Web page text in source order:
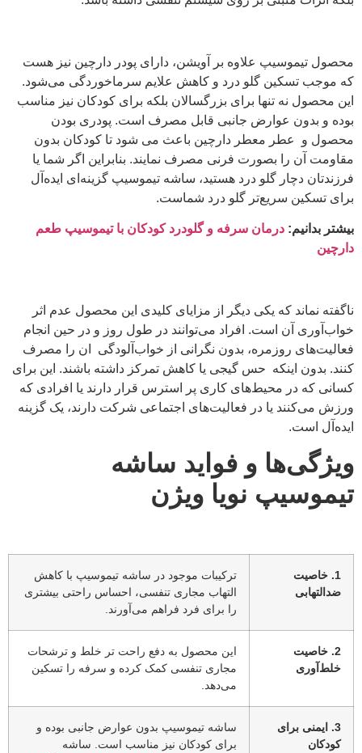
محصول تیموسیپ علاوه بر آویشن، دارای پودر دارچین نیز هست
که موجب تسکین گلو درد و کاهش علایم سرماخوردگی می‌شود.
این محصول نه تنها برای بزرگسالان بلکه برای کودکان نیز مناسب
بوده و بدون عوارض جانبی قابل مصرف است. پودری بودن
محصول و عطر معطر دارچین باعث می شود تا کودکان بدون
مقاومت آن را بصورت فرنی مصرف نمایند. بنابراین اگر شما یا
فرزندتان دچار گلو درد هستید، ساشه تیموسیپ گزینه‌ای ایده‌آل
برای تسکین سریع‌تر گلو درد شماست.
بیشتر بدانیم: درمان سرفه و گلودرد کودکان با تیموسیپ طعم
دارچین
ناگفته نماند که یکی دیگر از مزایای کلیدی این محصول عدم اثر
خواب‌آوری آن است. افراد می‌توانند در طول روز و در حین انجام
فعالیت‌های روزمره، بدون نگرانی از خواب‌آلودگی ان را مصرف
کنند. بدون اینکه حس گیجی یا کاهش تمرکز داشته باشند. این برای
کسانی که در محیط‌های کاری پر استرس قرار دارند یا افرادی که
ورزش می‌کنند یا در فعالیت‌های اجتماعی شرکت دارند، یک گزینه
ایده‌آل است.
ویژگی‌ها و فواید ساشه
تیموسیپ نویا ویژن
1. خاصیت
ضدالتهابی
ترکیبات موجود در ساشه تیموسیپ با کاهش
التهاب مجاری تنفسی، احساس راحتی بیشتری
را برای فرد فراهم می‌آورند.
2. خاصیت
خلط‌آوری
این محصول به دفع راحت تر خلط و ترشحات
مجاری تنفسی کمک کرده و سرفه را تسکین
می‌دهد.
3. ایمنی برای
کودکان
ساشه تیموسیپ بدون عوارض جانبی بوده و
برای کودکان نیز مناسب است. ساشه